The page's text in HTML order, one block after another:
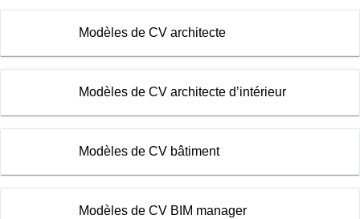
Modèles de CV architecte
Modèles de CV architecte d’intérieur
Modèles de CV bâtiment
Modèles de CV BIM manager